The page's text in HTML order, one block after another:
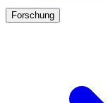
Forschung